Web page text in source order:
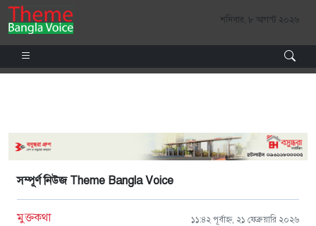
শনিবার, ৮ আগস্ট ২০২৬
সম্পূর্ণ নিউজ Theme Bangla Voice
মুক্তকথা ১১:৪২ পূর্বাহ্ণ, ২১ ফেব্রুয়ারি ২০২৬